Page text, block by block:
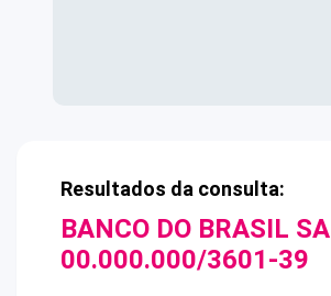
Resultados da consulta:
BANCO DO BRASIL SA
00.000.000/3601-39